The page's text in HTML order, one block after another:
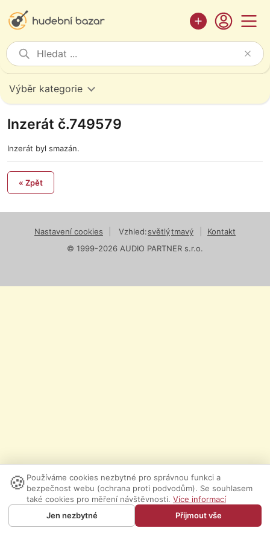
Výběr kategorie
Inzerát č.749579
Inzerát byl smazán.
« Zpět
Nastavení cookies Vzhled:světlýtmavý
Kontakt
© 1999-2026 AUDIO PARTNER s.r.o.
🍪 Používáme cookies nezbytné pro správnou funkci a
bezpečnost webu (ochrana proti podvodům). Se souhlasem
také cookies pro měření návštěvnosti. Více informací
Jen nezbytné
Přijmout vše